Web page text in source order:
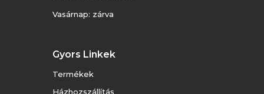
Vasárnap: zárva
Gyors Linkek
Termékek
Házhozszállítás